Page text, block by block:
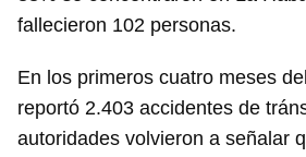
fallecieron 102 personas.
En los primeros cuatro meses
reportó 2.403 accidentes de
autoridades volvieron a señalar